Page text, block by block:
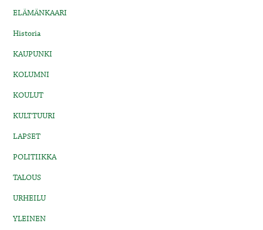
ELÄMÄNKAARI
Historia
KAUPUNKI
KOLUMNI
KOULUT
KULTTUURI
LAPSET
POLITIIKKA
TALOUS
URHEILU
YLEINEN